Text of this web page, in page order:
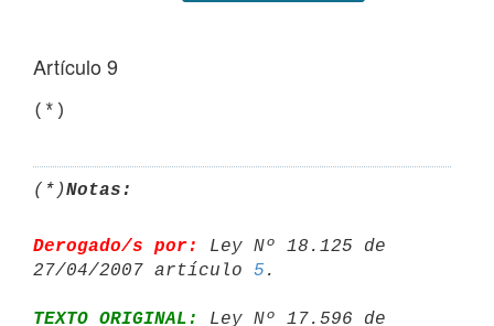
Artículo 9
(*)
(*)Notas:
Derogado/s por:
Ley Nº 18.125 de
27/04/2007 artículo 5
TEXTO ORIGINAL: Ley Nº 17.596 de